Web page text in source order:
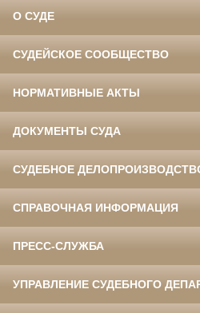
О СУДЕ
СУДЕЙСКОЕ СООБЩЕСТВО
НОРМАТИВНЫЕ АКТЫ
ДОКУМЕНТЫ СУДА
СУДЕБНОЕ
СПРАВОЧНАЯ ИНФОРМАЦИЯ
ПРЕСС-СЛУЖБА
УПРАВЛЕНИЕ СУДЕБНОГО